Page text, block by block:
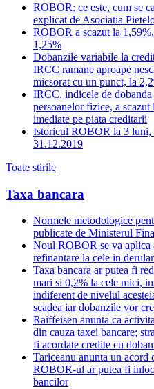
ROBOR: ce este, cum se
explicat de Asociatia
ROBOR a scazut la
1,25%
Dobanzile variabile la
IRCC ramane aproape
micsorat cu un punct, la
IRCC, indicele de
persoanelor fizice, a
imediate pe piata creditarii
Istoricul ROBOR la 3 luni,
31.12.2019
Toate stirile
Taxa bancara
Normele metodologice
publicate de Ministerul
Noul ROBOR se va aplica
refinantare la cele in
Taxa bancara ar putea fi
mari si 0,2% la cele mici,
indiferent de nivelul
scadea iar dobanzile vor
Raiffeisen anunta ca
din cauza taxei bancare;
fi acordate credite cu
Tariceanu anunta un
ROBOR-ul ar putea fi
bancilor